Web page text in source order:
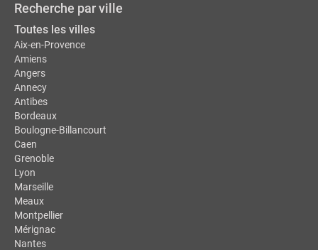
Recherche par ville
Toutes les villes
Aix-en-Provence
Amiens
Angers
Annecy
Antibes
Bordeaux
Boulogne-Billancourt
Caen
Grenoble
Lyon
Marseille
Meaux
Montpellier
Mérignac
Nantes